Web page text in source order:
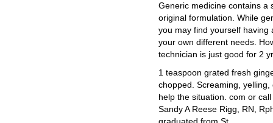
Generic medicine contains a
original formulation. While
you may find yourself having
your own different needs.
technician is just good for 2
1 teaspoon grated fresh
chopped. Screaming,
help the situation. com or
Sandy A Reese Rigg, RN,